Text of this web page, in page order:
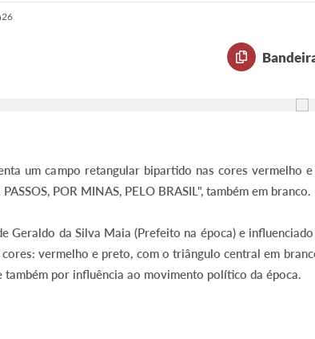
um campo retangular bipartido nas cores
POR MINAS, PELO BRASIL", também em branco.
Geraldo da Silva Maia (Prefeito na época) e
cores: vermelho e preto, com o triângulo central em
também por influência ao movimento político da época.